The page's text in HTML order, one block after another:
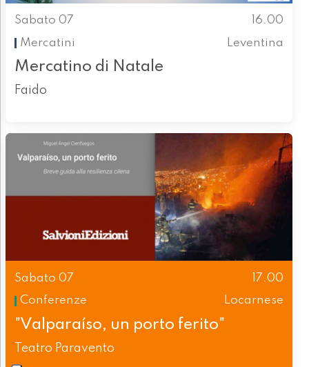
Sabato 07
16.00
Mercatini
Leventina
Mercatino di Natale
Faido
Sabato 07
17.00
Conferenze
Locarnese
"Valparaíso, un porto ferito"
Teatro Paravento